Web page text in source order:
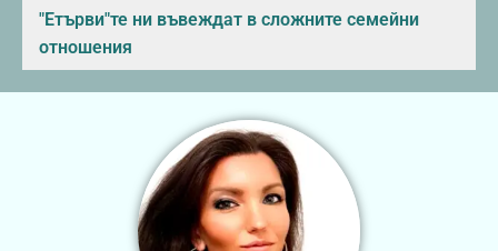
"Етърви"те ни въвеждат в сложните семейни
отношения